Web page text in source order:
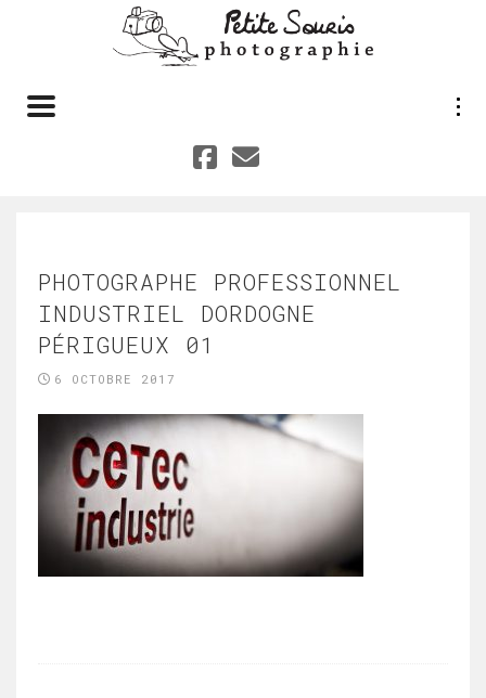
Toggle navigation
PHOTOGRAPHE PROFESSIONNEL
INDUSTRIEL DORDOGNE
PÉRIGUEUX 01
6 OCTOBRE 2017